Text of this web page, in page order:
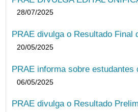
28/07/2025
PRAE divulga o Resultado
20/05/2025
PRAE informa sobre
06/05/2025
PRAE divulga o Resultado